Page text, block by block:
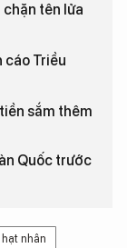
tên lửa
cáo Triều
sắm thêm
Quốc trước
nhân